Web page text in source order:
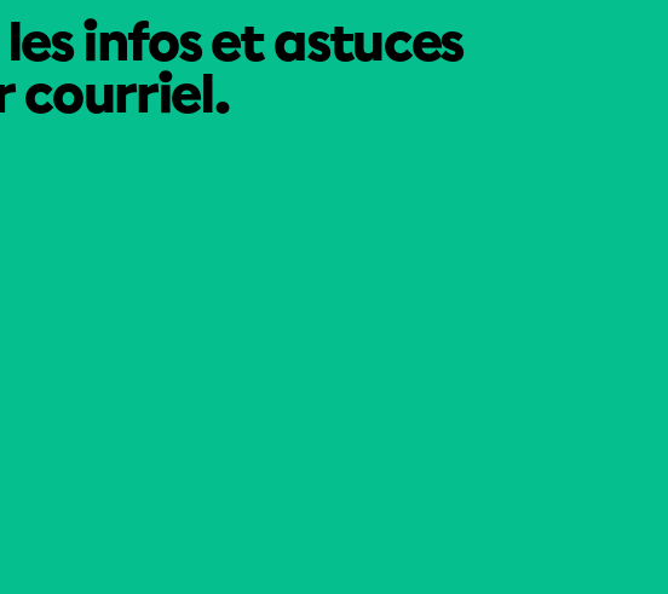
infos et astuces
courriel.